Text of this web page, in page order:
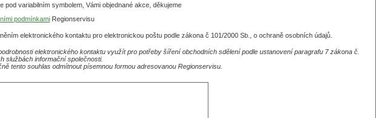
pod variabilním symbolem, Vámi objednané akce, děkujeme
podmínkamiRegionservisu
elektronického kontaktu pro elektronickou poštu podle zákona č 101/2000 Sb., o ochraně osobních údajů.
elektronického kontaktu využít pro potřeby šíření obchodních sdělení podle ustanovení paragrafu 7 zákona č.
službách informační společnosti.
tento souhlas odmítnout písemnou formou adresovanou Regionservisu.